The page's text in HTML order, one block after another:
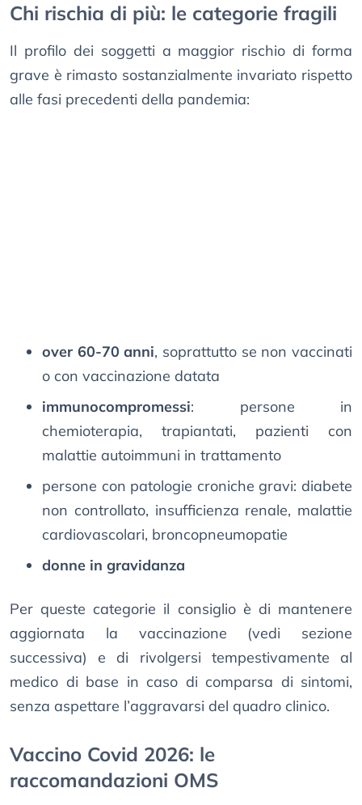
Chi rischia di più: le categorie fragili
Il profilo dei soggetti a maggior rischio di forma
grave è rimasto sostanzialmente invariato rispetto
alle fasi precedenti della pandemia:
over 60-70 anni, soprattutto se non vaccinati
o con vaccinazione datata
immunocompromessi: persone in
chemioterapia, trapiantati, pazienti con
malattie autoimmuni in trattamento
persone con patologie croniche gravi: diabete
non controllato, insufficienza renale, malattie
cardiovascolari, broncopneumopatie
donne in gravidanza
Per queste categorie il consiglio è di mantenere
aggiornata la vaccinazione (vedi sezione
successiva) e di rivolgersi tempestivamente al
medico di base in caso di comparsa di sintomi,
senza aspettare l’aggravarsi del quadro clinico.
Vaccino Covid 2026: le
raccomandazioni OMS